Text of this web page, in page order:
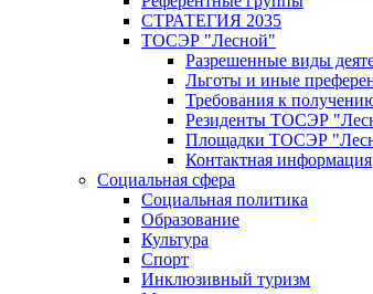
СТРАТЕГИЯ 2035
ТОСЭР "Лесной"
Разрешенные виды
Льготы и иные
Требования к
Резиденты ТОСЭР
Площадки ТОСЭР
Контактная информация
Социальная сфера
Социальная политика
Образование
Культура
Спорт
Инклюзивный туризм